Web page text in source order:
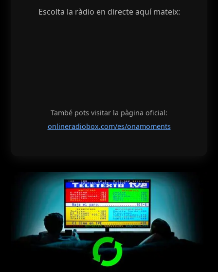
Escolta la ràdio en directe aquí mateix:
També pots visitar la pàgina oficial:
onlineradiobox.com/es/onamoments